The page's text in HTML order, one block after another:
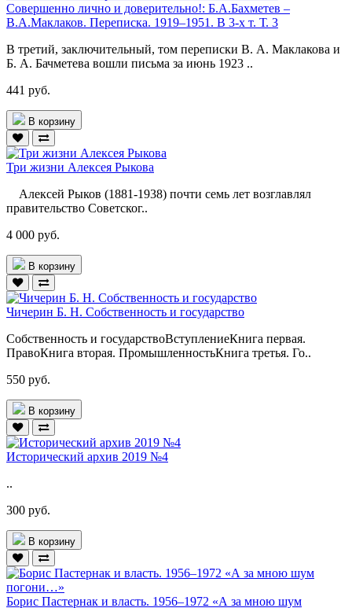
Совершенно лично и доверительно!: Б.А.Бахметев –
В.А.Маклаков. Переписка. 1919–1951. В 3-х т. Т. 3
В третий, заключительный, том переписки В. А. Маклакова и
Б. А. Бачметева вошли письма за июнь 1923 ..
441 руб.
В корзину
Три жизни Алексея Рыкова
Алексей Рыков (1881-1938) почти семь лет возглавлял
правительство Советског..
4 000 руб.
В корзину
Чичерин Б. Н. Собственность и государство
Собственность и государствоВступлениеКнига первая.
ПравоКнига вторая. ПромышленностьКнига третья. Го..
550 руб.
В корзину
Исторический архив 2019 №4
..
300 руб.
В корзину
Борис Пастернак и власть. 1956–1972 «А за мною шум